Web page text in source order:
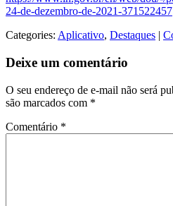
24-de-dezembro-de-2021-371522457
Categories: Aplicativo, Destaques |
Deixe um comentário
O seu endereço de e-mail não será
são marcados com *
Comentário *